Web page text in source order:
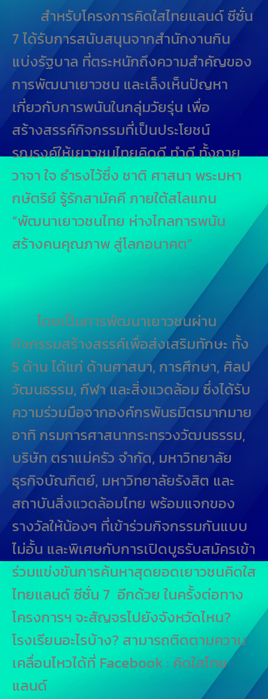
สำหรับโครงการคิดใสไทยแลนด์ ซีซั่น
7 ได้รับการสนับสนุนจากสำนักงานกิน
แบ่งรัฐบาล ที่ตระหนักถึงความสำคัญของ
การพัฒนาเยาวชน และเล็งเห็นปัญหา
เกี่ยวกับการพนันในกลุ่มวัยรุ่น เพื่อ
สร้างสรรค์กิจกรรมที่เป็นประโยชน์
รณรงค์ให้เยาวชนไทยคิดดี ทำดี ทั้งกาย
วาจา ใจ ธำรงไว้ซึ่ง ชาติ ศาสนา พระมหา
กษัตริย์ รู้รักสามัคคี ภายใต้สโลแกน
“พัฒนาเยาวชนไทย ห่างไกลการพนัน
สร้างคนคุณภาพ สู่โลกอนาคต”
โดยเป็นการพัฒนาเยาวชนผ่าน
กิจกรรมสร้างสรรค์เพื่อส่งเสริมทักษะ ทั้ง
5 ด้าน ได้แก่ ด้านศาสนา, การศึกษา, ศิลป
วัฒนธรรม, กีฬา และสิ่งแวดล้อม ซึ่งได้รับ
ความร่วมมือจากองค์กรพันธมิตรมากมาย
อาทิ กรมการศาสนากระทรวงวัฒนธรรม,
บริษัท ตราแม่ครัว จำกัด, มหาวิทยาลัย
ธุรกิจบัณฑิตย์, มหาวิทยาลัยรังสิต และ
สถาบันสิ่งแวดล้อมไทย พร้อมแจกของ
รางวัลให้น้องๆ ที่เข้าร่วมกิจกรรมกันแบบ
ไม่อั้น และพิเศษกับการเปิดบูธรับสมัครเข้า
ร่วมแข่งขันการค้นหาสุดยอดเยาวชนคิดใส
ไทยแลนด์ ซีซั่น 7 อีกด้วย ในครั้งต่อทาง
โครงการฯ จะสัญจรไปยังจังหวัดไหน?
โรงเรียนอะไรบ้าง? สามารถติดตามความ
เคลื่อนไหวได้ที่ Facebook : คิดใสไทย
แลนด์